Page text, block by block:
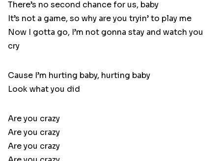
There’s no second chance for us, baby
It’s not a game, so why are you tryin’ to play me
Now I gotta go, I’m not gonna stay and watch you
cry
Cause I’m hurting baby, hurting baby
Look what you did
Are you crazy
Are you crazy
Are you crazy